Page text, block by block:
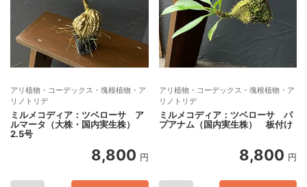
アリ植物・コーデックス・塊根植物・ア
リノトリデ
ミルメコディア：ツベローサ ア
ルマータ（大株・国内実生株）
2.5号
8,800 円
アリ植物・コーデックス・塊根植物・ア
リノトリデ
ミルメコディア：ツベローサ パ
プアナム（国内実生株） 板付け
8,800 円